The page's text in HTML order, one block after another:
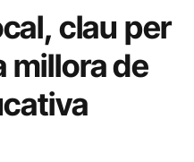
clau per
millora de